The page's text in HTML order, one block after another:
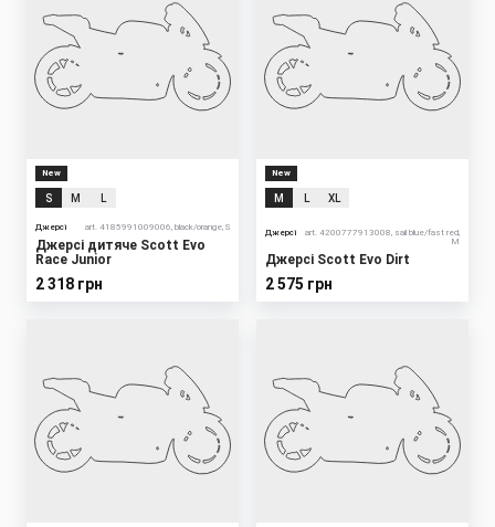
New
S M
Джерсі art. 4185991009006, black/orange, S
Джерсі дитяче Scott Evo
Race Junior
2 318 грн
New
M XL
Джерсі
art. 4200777913008, sail blue/fast red,
M
Джерсі Scott Evo Dirt
2 575 грн